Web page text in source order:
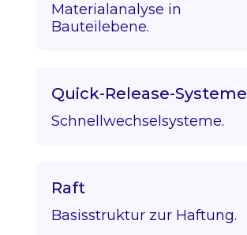
Materialanalyse in
Bauteilebene.
Quick-Release-Systeme
Schnellwechselsysteme.
Raft
Basisstruktur zur Haftung.